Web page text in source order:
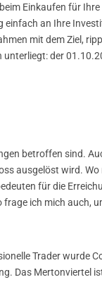
Einkaufen für
einfach an Ihre
mit dem Ziel,
der
betroffen sind.
ausgelöst wird.
für die
ich mich auch,
Trader wurde
Das Mertonviertel